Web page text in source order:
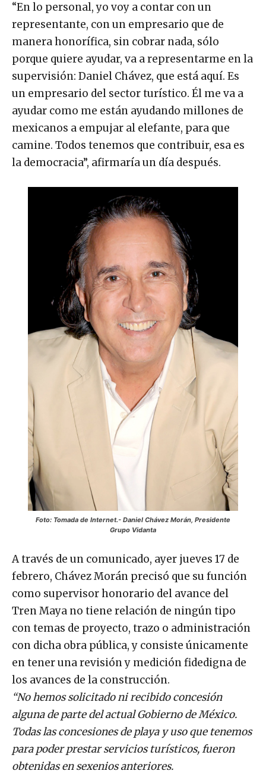
“En lo personal, yo voy a contar con un
representante, con un empresario que de
manera honorífica, sin cobrar nada, sólo
porque quiere ayudar, va a representarme en la
supervisión: Daniel Chávez, que está aquí. Es
un empresario del sector turístico. Él me va a
ayudar como me están ayudando millones de
mexicanos a empujar al elefante, para que
camine. Todos tenemos que contribuir, esa es
la democracia”, afirmaría un día después.
Foto: Tomada de Internet.- Daniel Chávez Morán, Presidente
Grupo Vidanta
A través de un comunicado, ayer jueves 17 de
febrero, Chávez Morán precisó que su función
como supervisor honorario del avance del
Tren Maya no tiene relación de ningún tipo
con temas de proyecto, trazo o administración
con dicha obra pública, y consiste únicamente
en tener una revisión y medición fidedigna de
los avances de la construcción.
“No hemos solicitado ni recibido concesión
alguna de parte del actual Gobierno de México.
Todas las concesiones de playa y uso que tenemos
para poder prestar servicios turísticos, fueron
obtenidas en sexenios anteriores.